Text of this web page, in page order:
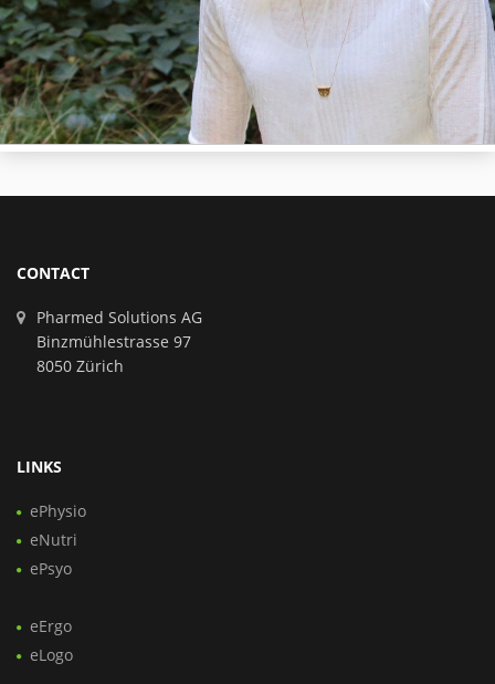
CONTACT
Pharmed Solutions AG
Binzmühlestrasse 97
8050 Zürich
LINKS
ePhysio
eNutri
ePsyo
eErgo
eLogo